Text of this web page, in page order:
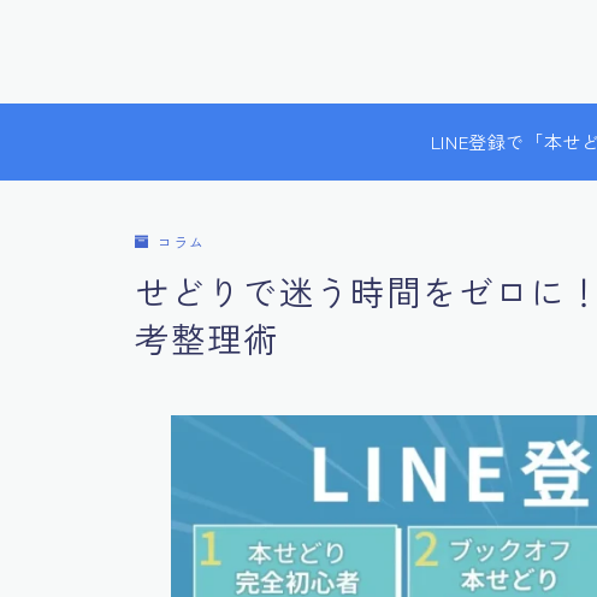
LINE登録で「本せ
コラム
せどりで迷う時間をゼロに
考整理術